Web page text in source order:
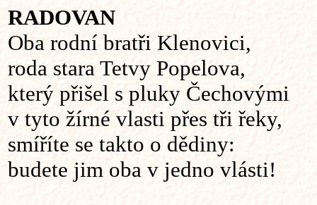
RADOVAN
Oba rodní bratři Klenovici,
roda stara Tetvy Popelova,
který přišel s pluky Čechovými
v tyto žírné vlasti přes tři řeky,
smíříte se takto o dědiny:
budete jim oba v jedno vlásti!